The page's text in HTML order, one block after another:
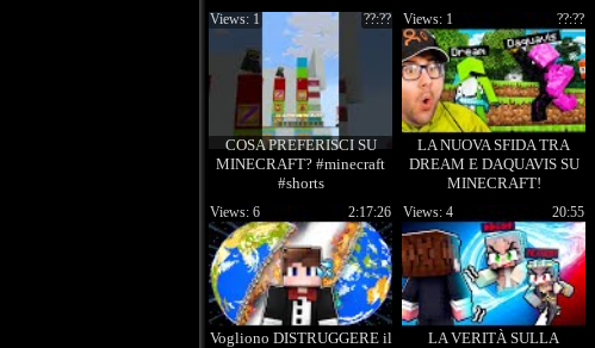
COSA PREFERISCI SU
MINECRAFT? #minecraft
#shorts
??:??
Views: 1
LA NUOVA SFIDA TRA
DREAM E DAQUAVIS SU
MINECRAFT!
??:??
Views: 1
Vogliono DISTRUGGERE il
2:17:26
Views: 6
LA VERITÀ SULLA
20:55
Views: 4